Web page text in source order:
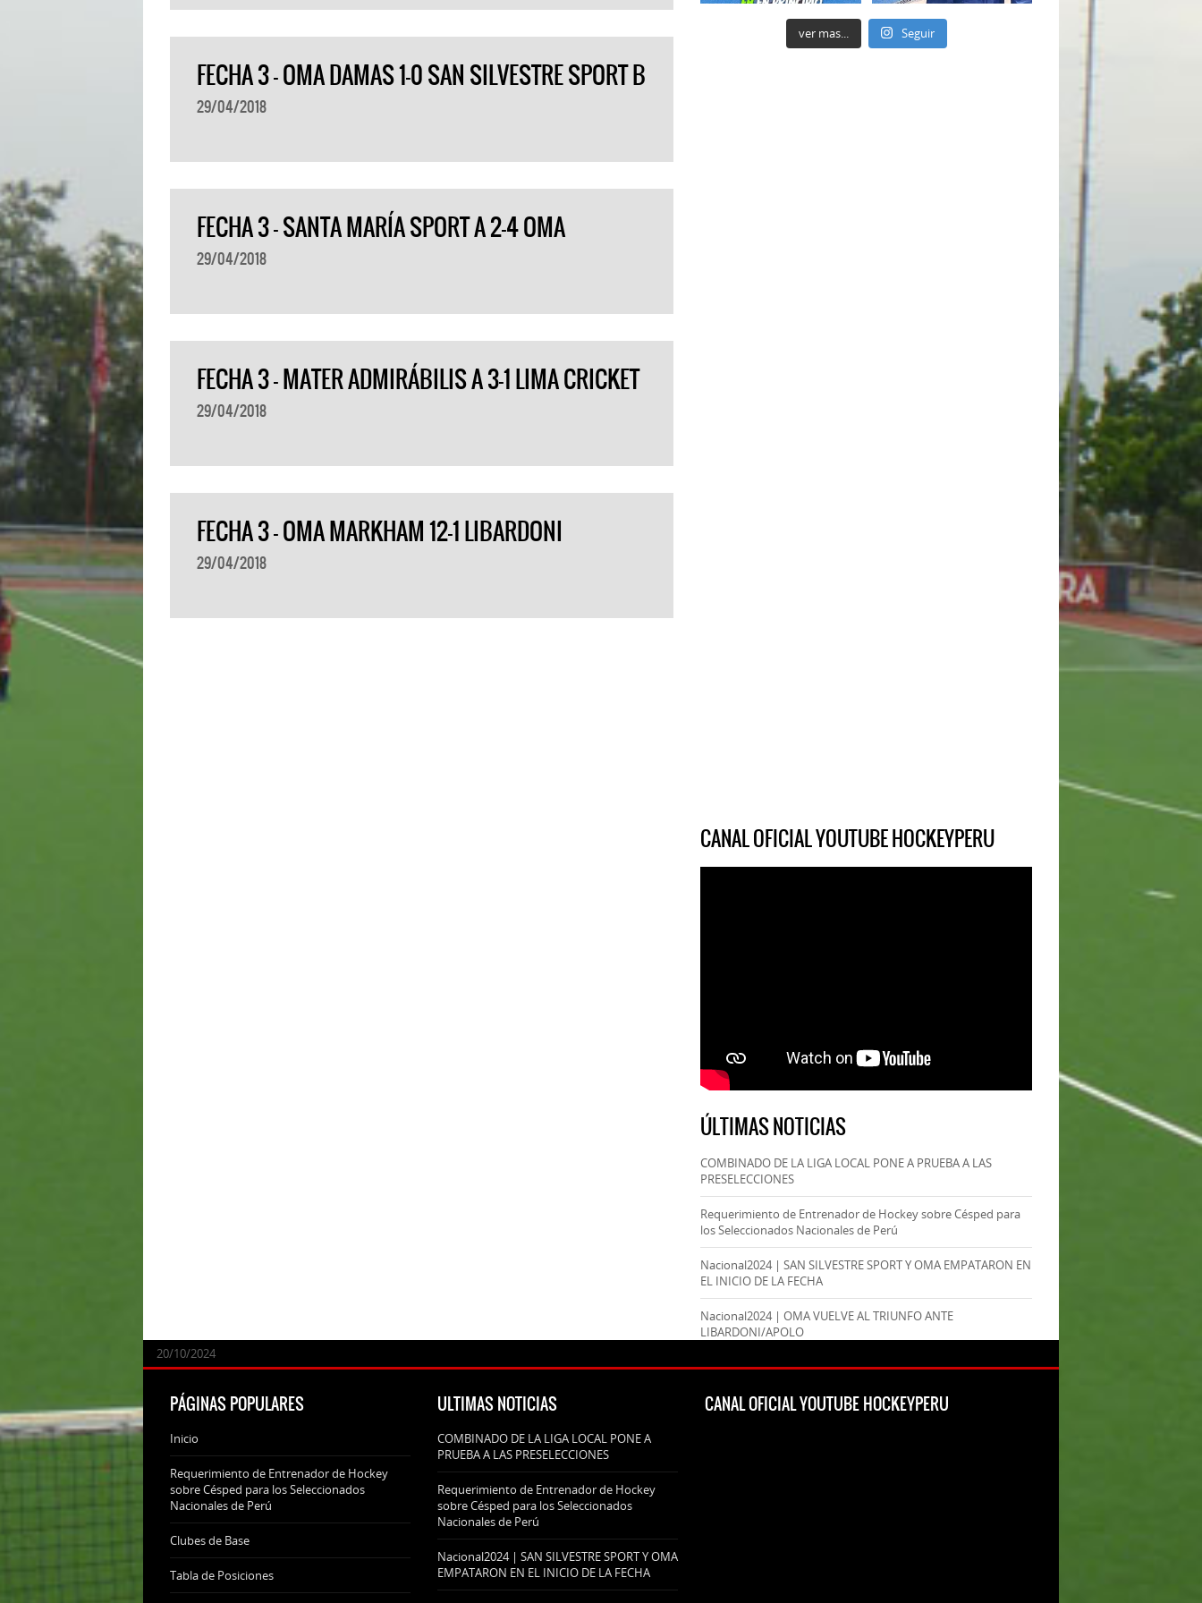
FECHA 3 – OMA DAMAS 1-0 SAN SILVESTRE SPORT B
29/04/2018
FECHA 3 – SANTA MARÍA SPORT A 2-4 OMA
29/04/2018
FECHA 3 – MATER ADMIRÁBILIS A 3-1 LIMA CRICKET
29/04/2018
FECHA 3 – OMA MARKHAM 12-1 LIBARDONI
29/04/2018
ver mas... Seguir
CANAL OFICIAL YOUTUBE HOCKEYPERU
ÚLTIMAS NOTICIAS
COMBINADO DE LA LIGA LOCAL PONE A PRUEBA A LAS
PRESELECCIONES
24/09/2025
Requerimiento de Entrenador de Hockey sobre Césped para
los Seleccionados Nacionales de Perú
07/11/2024
Nacional2024 | SAN SILVESTRE SPORT Y OMA EMPATARON EN
EL INICIO DE LA FECHA
20/10/2024
Nacional2024 | OMA VUELVE AL TRIUNFO ANTE
LIBARDONI/APOLO
20/10/2024
PÁGINAS POPULARES
Inicio
Requerimiento de Entrenador de Hockey
sobre Césped para los Seleccionados
Nacionales de Perú
Clubes de Base
Tabla de Posiciones
ULTIMAS NOTICIAS
COMBINADO DE LA LIGA LOCAL PONE A
PRUEBA A LAS PRESELECCIONES
Requerimiento de Entrenador de Hockey
sobre Césped para los Seleccionados
Nacionales de Perú
Nacional2024 | SAN SILVESTRE SPORT Y OMA
EMPATARON EN EL INICIO DE LA FECHA
CANAL OFICIAL YOUTUBE HOCKEYPERU